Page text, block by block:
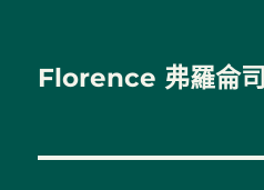
Florence 弗羅侖司